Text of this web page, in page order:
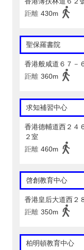
距離 430m
聖保羅書院
香港般咸道６７－
距離 360m
求知補習中心
香港德輔道西２４
２室
距離 460m
啓創教育中心
香港皇后大道西２
距離 350m
柏明頓教育中心